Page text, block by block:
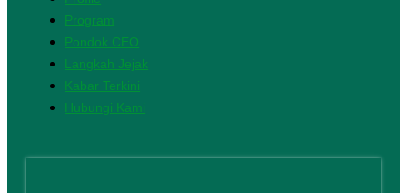
Program
Pondok CEO
Langkah Jejak
Kabar Terkini
Hubungi Kami